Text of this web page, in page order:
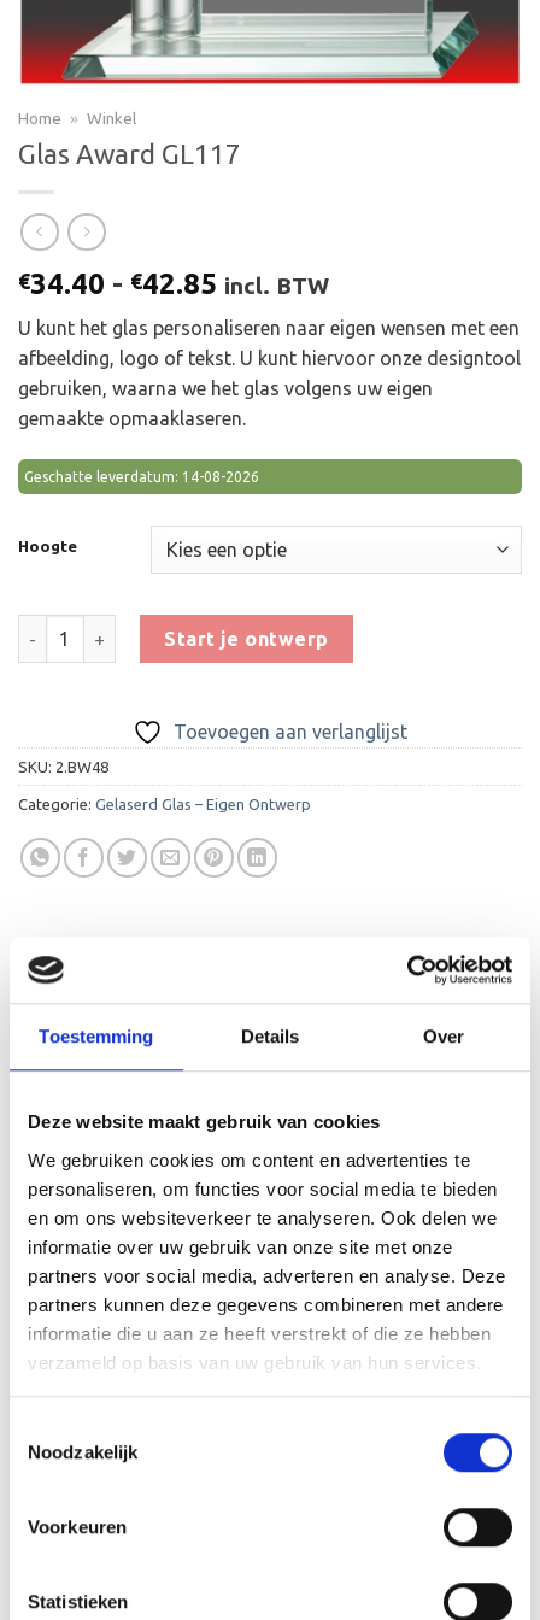
Toestemming Details Over
Deze website maakt gebruik van cookies
We gebruiken cookies om content en advertenties te
personaliseren, om functies voor social media te bieden
en om ons websiteverkeer te analyseren. Ook delen we
informatie over uw gebruik van onze site met onze
partners voor social media, adverteren en analyse. Deze
partners kunnen deze gegevens combineren met andere
informatie die u aan ze heeft verstrekt of die ze hebben
verzameld op basis van uw gebruik van hun services.
Noodzakelijk
Voorkeuren
Statistieken
Home » Winkel
Glas Award GL117
€34.40 - €42.85 Prijsklasse:
€34.40
tot
€42.85
incl. BTW
U kunt het glas personaliseren naar eigen wensen met een
afbeelding, logo of tekst. U kunt hiervoor onze designtool
gebruiken, waarna we het glas volgens uw eigen
gemaakte opmaaklaseren.
Geschatte leverdatum: 14-08-2026
Hoogte
Glas Award GL117 aantal
Start je ontwerp
Toevoegen aan verlanglijst
SKU: 2.BW48
Categorie: Gelaserd Glas – Eigen Ontwerp
BESCHRIJVING
AANVULLENDE INFORMATIE
U kunt het glas personaliseren naar eigen wensen met een
afbeelding, logo of tekst. U kunt hiervoor onze designtool
gebruiken, waarna we het glas volgens uw eigen
gemaakte opmaaklaseren.
GERELATEERDE PRODUCTEN
aan
verlanglijst